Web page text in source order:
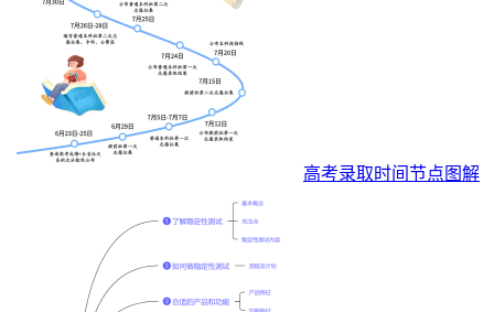
高考录取时间节点图解